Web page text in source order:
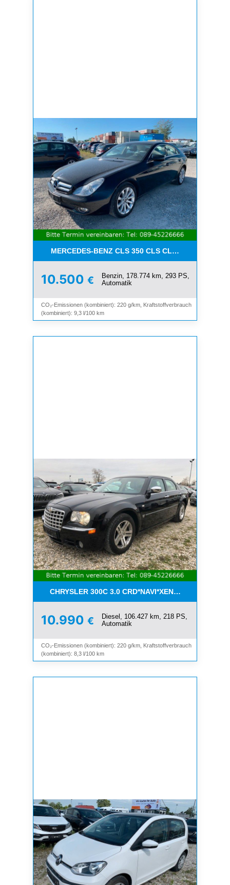
MERCEDES-BENZ CLS 350 CLS CLS 350
10.500 €
Benzin, 178.774 km, 293 PS,
Automatik
CO₂-Emissionen (kombiniert): 220 g/km, Kraftstoffverbrauch
(kombiniert): 9,3 l/100 km
CHRYSLER 300C 3.0
10.990 €
Diesel, 106.427 km, 218 PS,
Automatik
CO₂-Emissionen (kombiniert): 220 g/km, Kraftstoffverbrauch
(kombiniert): 8,3 l/100 km